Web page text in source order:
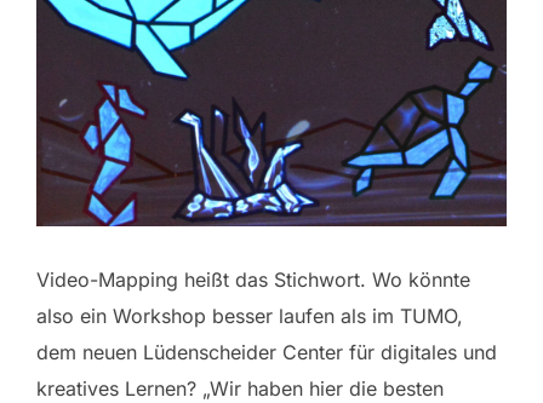
Video-Mapping heißt das Stichwort. Wo könnte
also ein Workshop besser laufen als im TUMO,
dem neuen Lüdenscheider Center für digitales und
kreatives Lernen? „Wir haben hier die besten